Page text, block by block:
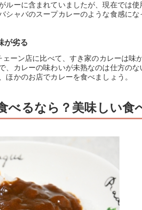
ルーに含まれていましたが、現在では使
シャバのスープカレーのような食感に
が劣る
ーン店に比べて、すき家のカレーは味
、カレーの味わいが未熟なのは仕方のな
ほかのお店でカレーを食べましょう。
べるなら？美味しい食